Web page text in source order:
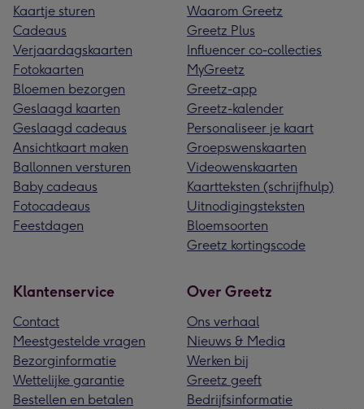
Kaartje sturen
Cadeaus
Verjaardagskaarten
Fotokaarten
Bloemen bezorgen
Geslaagd kaarten
Geslaagd cadeaus
Ansichtkaart maken
Ballonnen versturen
Baby cadeaus
Fotocadeaus
Feestdagen
Waarom Greetz
Greetz Plus
Influencer co-collecties
MyGreetz
Greetz-app
Greetz-kalender
Personaliseer je kaart
Groepswenskaarten
Videowenskaarten
Kaartteksten (schrijfhulp)
Uitnodigingsteksten
Bloemsoorten
Greetz kortingscode
Klantenservice
Contact
Meestgestelde vragen
Bezorginformatie
Wettelijke garantie
Bestellen en betalen
Over Greetz
Ons verhaal
Nieuws & Media
Werken bij
Greetz geeft
Bedrijfsinformatie